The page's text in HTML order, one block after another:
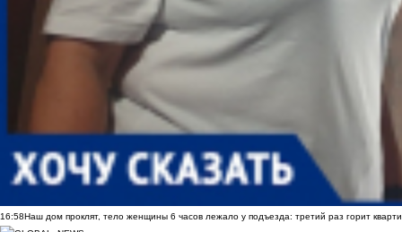
16:58Наш дом проклят, тело женщины 6 часов лежало у подъезда: третий раз горит